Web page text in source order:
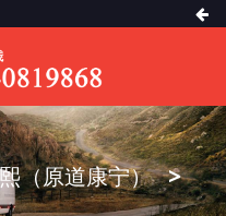
（原道康宁）